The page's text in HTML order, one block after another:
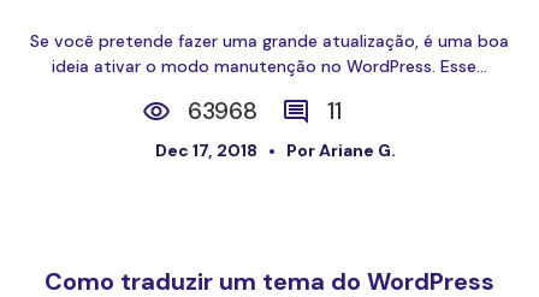
Se você pretende fazer uma grande atualização, é uma boa
ideia ativar o modo manutenção no WordPress. Esse...
63968 11
Dec 17, 2018 Por Ariane G.
Como traduzir um tema do WordPress